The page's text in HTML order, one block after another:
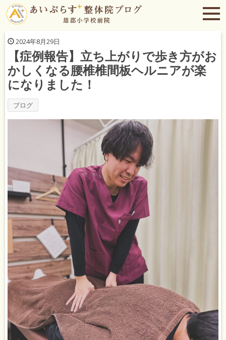
2024年8月29日
【症例報告】立ち上がりで歩き方がお
かしくなる腰椎椎間板ヘルニアが楽
になりました！
ブログ